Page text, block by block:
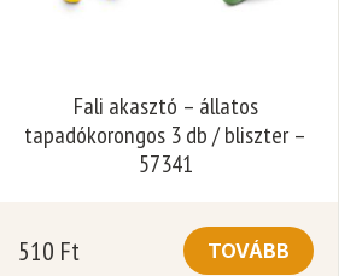
Fali akasztó – állatos
tapadókorongos 3 db / bliszter –
57341
510 Ft TOVÁBB